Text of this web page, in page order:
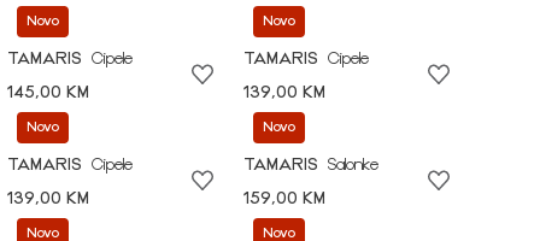
Novo
TAMARIS
Cipele
145,00 KM
Novo
TAMARIS
Cipele
139,00 KM
Novo
TAMARIS
Cipele
139,00 KM
Novo
TAMARIS
Salonke
159,00 KM
Novo Novo